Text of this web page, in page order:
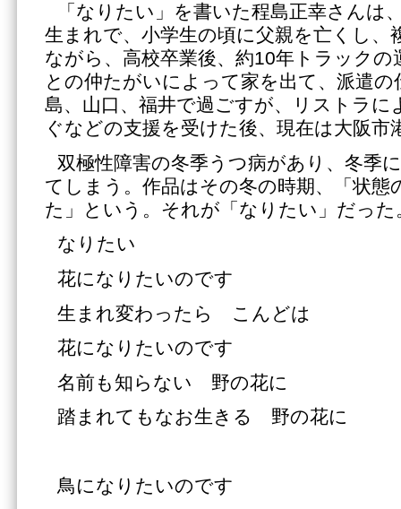
「なりたい」を書いた程島正幸さんは
生まれで、小学生の頃に父親を亡くし、
ながら、高校卒業後、約10年トラックの
との仲たがいによって家を出て、派遣の
島、山口、福井で過ごすが、リストラに
ぐなどの支援を受けた後、現在は大阪市
双極性障害の冬季うつ病があり、冬季
てしまう。作品はその冬の時期、「状態
た」という。それが「なりたい」だった
なりたい
花になりたいのです
生まれ変わったら こんどは
花になりたいのです
名前も知らない 野の花に
踏まれてもなお生きる 野の花に
鳥になりたいのです